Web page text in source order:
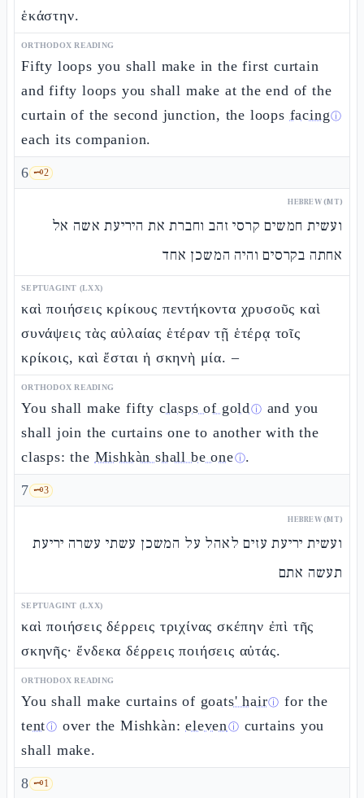
ἑκάστην.
ORTHODOX READING
Fifty loops you shall make in the first curtain
and fifty loops you shall make at the end of the
curtain of the second junction, the loops facingⓘ
each its companion.
6 🗝️2
HEBREW (MT)
ועשית חמשים קרסי זהב וחברת את היריעת אשה אל
אחתה בקרסים והיה המשכן אחד
SEPTUAGINT (LXX)
καὶ ποιήσεις κρίκους πεντήκοντα χρυσοῦς καὶ
συνάψεις τὰς αὐλαίας ἑτέραν τῇ ἑτέρᾳ τοῖς
κρίκοις, καὶ ἔσται ἡ σκηνὴ μία. –
ORTHODOX READING
You shall make fifty clasps of goldⓘ and you
shall join the curtains one to another with the
clasps: the Mishkàn shall be oneⓘ.
7 🗝️3
HEBREW (MT)
ועשית יריעת עזים לאהל על המשכן עשתי עשרה יריעת
תעשה אתם
SEPTUAGINT (LXX)
καὶ ποιήσεις δέρρεις τριχίνας σκέπην ἐπὶ τῆς
σκηνῆς· ἕνδεκα δέρρεις ποιήσεις αὐτάς.
ORTHODOX READING
You shall make curtains of goats' hairⓘ for the
tentⓘ over the Mishkàn:elevenⓘ curtains you
shall make.
8 🗝️1